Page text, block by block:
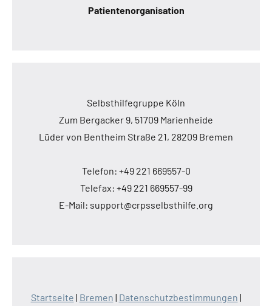
Patientenorganisation
Selbsthilfegruppe Köln
Zum Bergacker 9, 51709 Marienheide
Lüder von Bentheim Straße 21, 28209 Bremen
Telefon: +49 221 669557-0
Telefax: +49 221 669557-99
E-Mail: support@crpsselbsthilfe.org
Startseite | Bremen | Datenschutzbestimmungen |